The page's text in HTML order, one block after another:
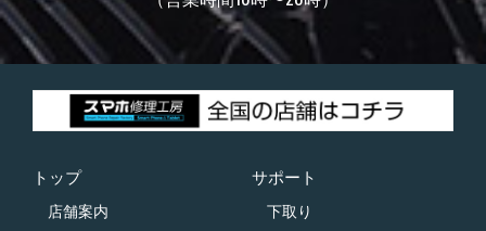
トップ
店舗案内
サポート
下取り